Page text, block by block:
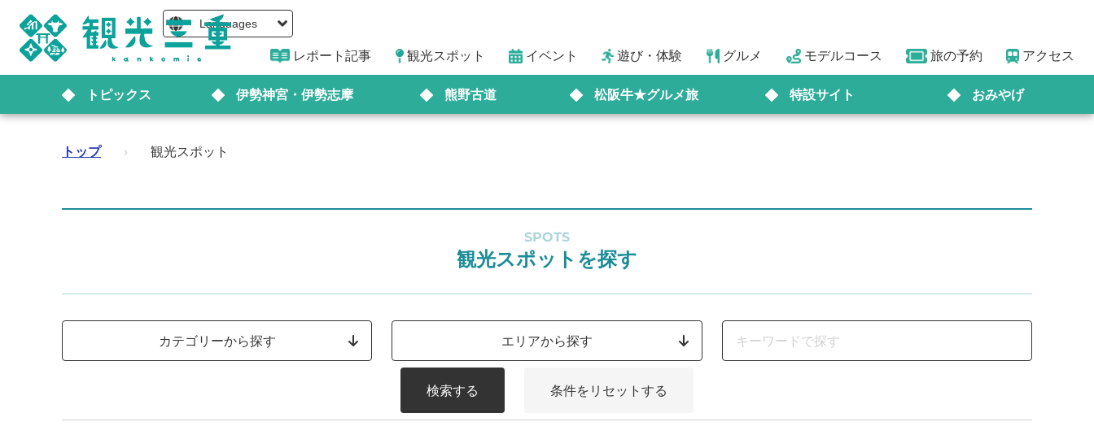
Languages
レポート記事 観光スポット イベント 遊び・体験 グルメ モデルコース 旅の予約 アクセス
トピックス 伊勢神宮・伊勢志摩 熊野古道 松阪牛★グルメ旅 特設サイト おみやげ
トップ › 観光スポット
SPOTS
観光スポットを探す
カテゴリーから探す エリアから探す
検索する 条件をリセットする